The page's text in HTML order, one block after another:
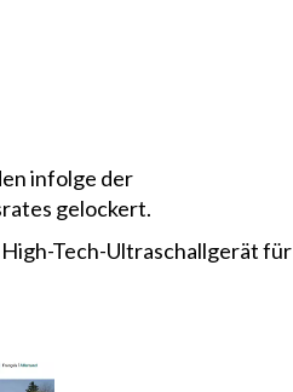
infolge der
gelockert.
Tech-Ultraschallgerät für